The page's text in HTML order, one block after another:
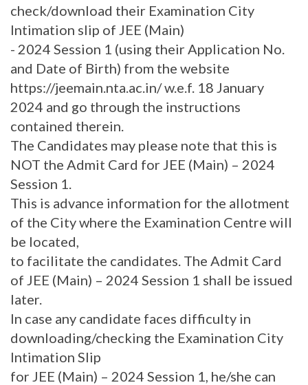
check/download their Examination City
Intimation slip of JEE (Main)
- 2024 Session 1 (using their Application No.
and Date of Birth) from the website
https://jeemain.nta.ac.in/ w.e.f. 18 January
2024 and go through the instructions
contained therein.
The Candidates may please note that this is
NOT the Admit Card for JEE (Main) – 2024
Session 1.
This is advance information for the allotment
of the City where the Examination Centre will
be located,
to facilitate the candidates. The Admit Card
of JEE (Main) – 2024 Session 1 shall be issued
later.
In case any candidate faces difficulty in
downloading/checking the Examination City
Intimation Slip
for JEE (Main) – 2024 Session 1, he/she can